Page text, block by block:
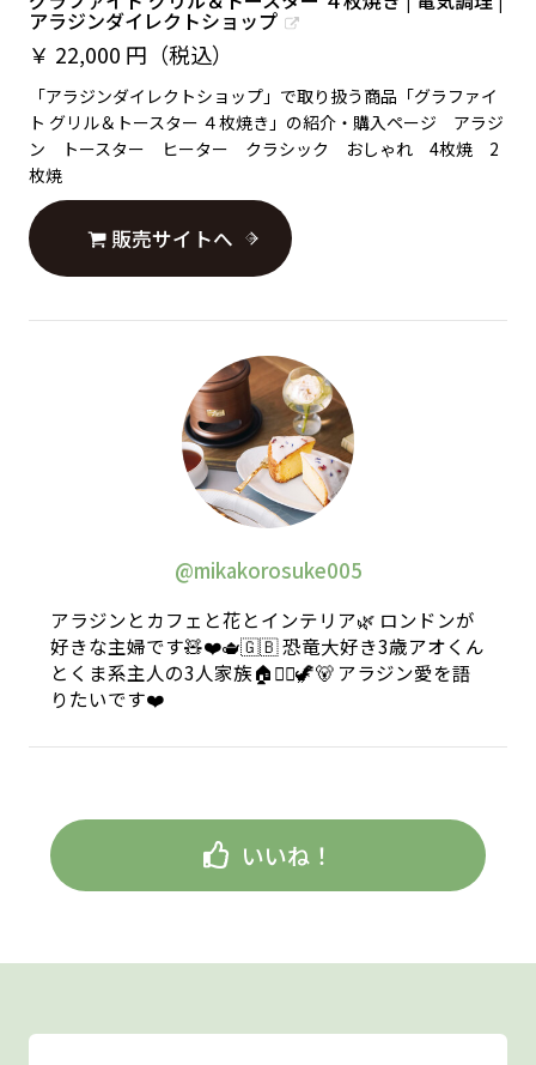
アラジンダイレクトショップ
￥ 22,000 円（税込）
「アラジンダイレクトショップ」で取り扱う商品「グラファイ
ト グリル＆トースター ４枚焼き」の紹介・購入ページ アラジ
ン トースター ヒーター クラシック おしゃれ 4枚焼 2
枚焼
販売サイトへ
@mikakorosuke005
アラジンとカフェと花とインテリア🌿 ロンドンが
好きな主婦です🧸❤️🫖🇬🇧 恐竜大好き3歳アオくん
とくま系主人の3人家族🏠💁‍♀️🦖🐻 アラジン愛を語
りたいです❤️
いいね！